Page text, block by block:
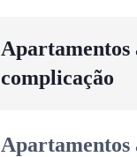
Apartamentos
complicação
Apartamentos